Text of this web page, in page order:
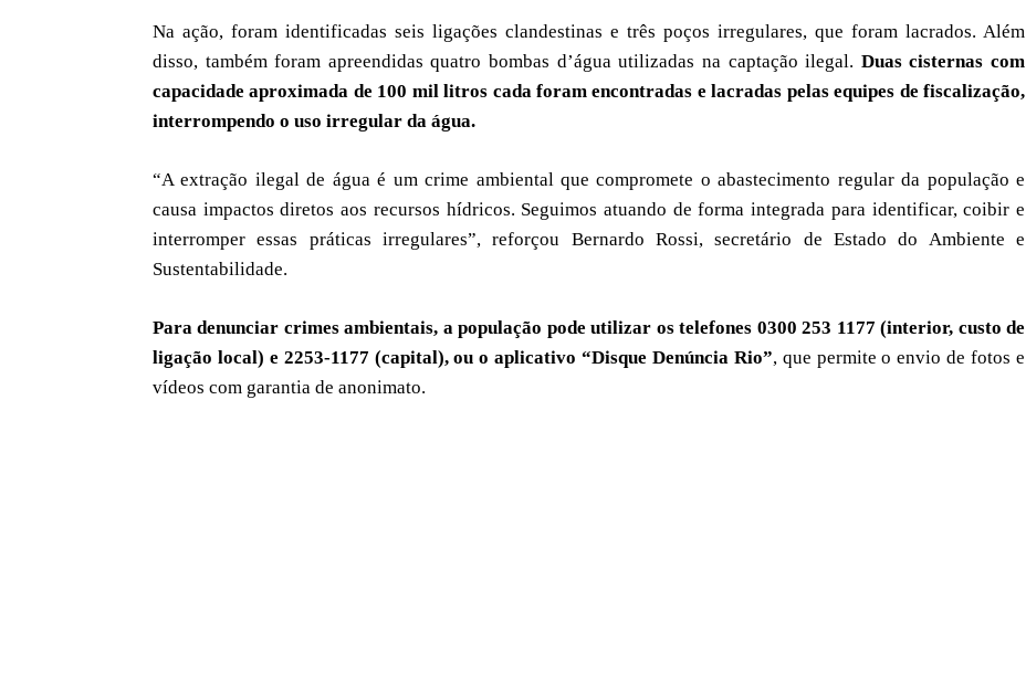
Na ação, foram identificadas seis ligações clandestinas e três poços irregulares, que foram lacrados. Além
disso, também foram apreendidas quatro bombas d’água utilizadas na captação ilegal. Duas cisternas com
capacidade aproximada de 100 mil litros cada foram encontradas e lacradas pelas equipes de fiscalização,
interrompendo o uso irregular da água.
“A extração ilegal de água é um crime ambiental que compromete o abastecimento regular da população e
causa impactos diretos aos recursos hídricos. Seguimos atuando de forma integrada para identificar, coibir e
interromper essas práticas irregulares”, reforçou Bernardo Rossi, secretário de Estado do Ambiente e
Sustentabilidade.
Para denunciar crimes ambientais, a população pode utilizar os telefones 0300 253 1177 (interior, custo de
ligação local) e 2253-1177 (capital), ou o aplicativo “Disque Denúncia Rio”, que permite o envio de fotos e
vídeos com garantia de anonimato.